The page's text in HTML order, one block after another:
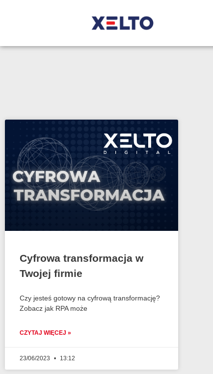
Cyfrowa transformacja w
Twojej firmie
Czy jesteś gotowy na cyfrową transformację?
Zobacz jak RPA może
CZYTAJ WIĘCEJ »
23/06/2023 13:12